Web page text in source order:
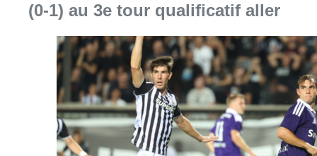
(0-1) au 3e tour qualificatif aller